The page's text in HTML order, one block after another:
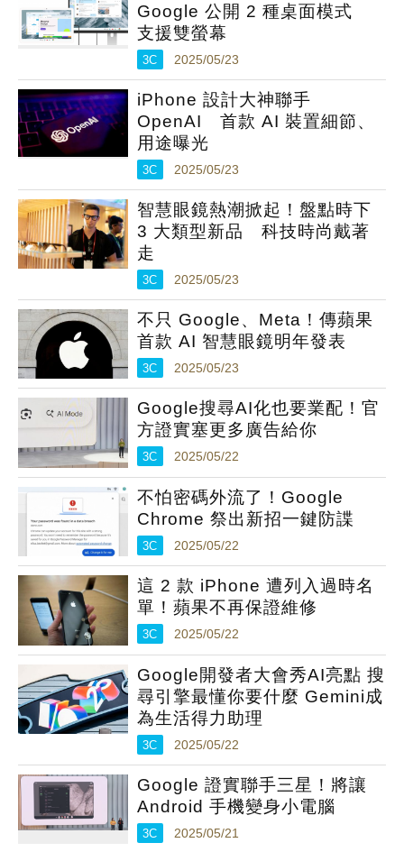
Google 公開 2 種桌面模式
支援雙螢幕
3C 2025/05/23
iPhone 設計大神聯手
OpenAI 首款 AI 裝置細節、
用途曝光
3C 2025/05/23
智慧眼鏡熱潮掀起！盤點時下
3 大類型新品 科技時尚戴著
走
3C 2025/05/23
不只 Google、Meta！傳蘋果
首款 AI 智慧眼鏡明年發表
3C 2025/05/23
Google搜尋AI化也要業配！官
方證實塞更多廣告給你
3C 2025/05/22
不怕密碼外流了！Google
Chrome 祭出新招一鍵防諜
3C 2025/05/22
這 2 款 iPhone 遭列入過時名
單！蘋果不再保證維修
3C 2025/05/22
Google開發者大會秀AI亮點 搜
尋引擎最懂你要什麼 Gemini成
為生活得力助理
3C 2025/05/22
Google 證實聯手三星！將讓
Android 手機變身小電腦
3C 2025/05/21